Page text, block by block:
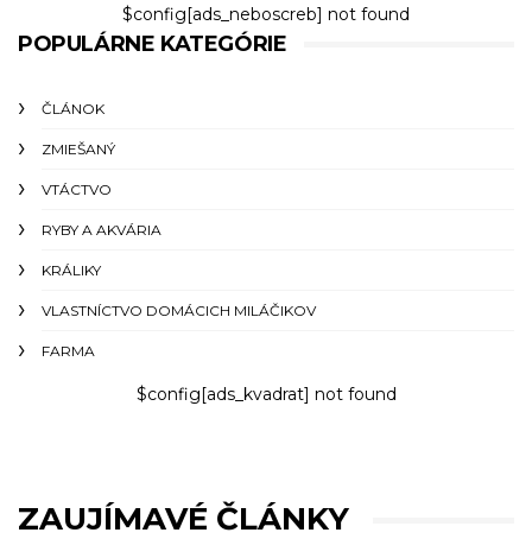
$config[ads_neboscreb] not found
POPULÁRNE KATEGÓRIE
ČLÁNOK
ZMIEŠANÝ
VTÁCTVO
RYBY A AKVÁRIA
KRÁLIKY
VLASTNÍCTVO DOMÁCICH MILÁČIKOV
FARMA
$config[ads_kvadrat] not found
ZAUJÍMAVÉ ČLÁNKY